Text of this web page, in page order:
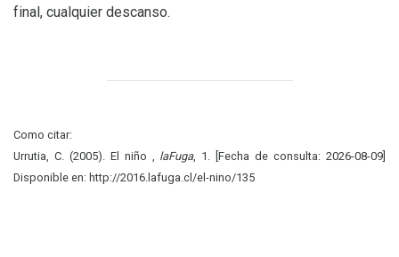
final, cualquier descanso.
Como citar:
Urrutia, C. (2005). El niño , laFuga, 1. [Fecha de consulta: 2026-08-09]
Disponible en: http://2016.lafuga.cl/el-nino/135